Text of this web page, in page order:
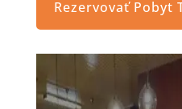
Rezervovať Pobyt